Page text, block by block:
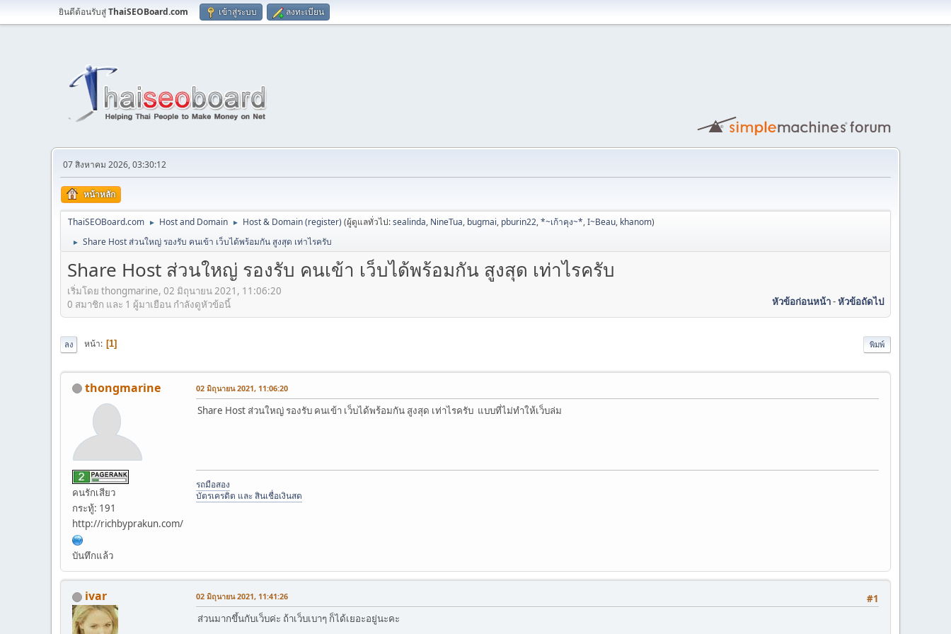
ยินดีต้อนรับสู่ThaiSEOBoard.com เข้าสู่ระบบ ลงทะเบียน
07 สิงหาคม 2026, 03:30:12
หน้าหลัก
ThaiSEOBoard.com ► Host and Domain ► Host & Domain (register) (ผู้ดูแลทั่วไป:sealinda, NineTua, bugmai, pburin22,*~เก้าคุง~*,I~Beau, khanom)
► Share Host ส่วนใหญ่ รองรับ คนเข้า เว็บได้พร้อมกัน สูงสุด เท่าไรครับ
Share Host ส่วนใหญ่ รองรับ คนเข้า เว็บได้พร้อมกัน สูงสุด เท่าไรครับ
เริ่มโดย thongmarine, 02 มิถุนายน 2021, 11:06:20
หัวข้อก่อนหน้า-หัวข้อถัดไป
0 สมาชิก และ 1 ผู้มาเยือน กำลังดูหัวข้อนี้
พิมพ์
ลง หน้า 1
thongmarine
คนรักเสียว
กระทู้: 191
http://richbyprakun.com/
บันทึกแล้ว
02 มิถุนายน 2021, 11:06:20
Share Host ส่วนใหญ่ รองรับ คนเข้า เว็บได้พร้อมกัน สูงสุด เท่าไรครับ แบบที่ไม่ทำให้เว็บล่ม
รถมือสอง
บัตรเครดิต และ สินเชื่อเงินสด
ivar #1
02 มิถุนายน 2021, 11:41:26
ส่วนมากขึ้นกับเว็บค่ะ ถ้าเว็บเบาๆ ก็ได้เยอะอยู่นะคะ